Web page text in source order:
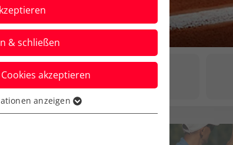
& schließen
akzeptieren
Funktionen der
dass die Webseite
anzeigen